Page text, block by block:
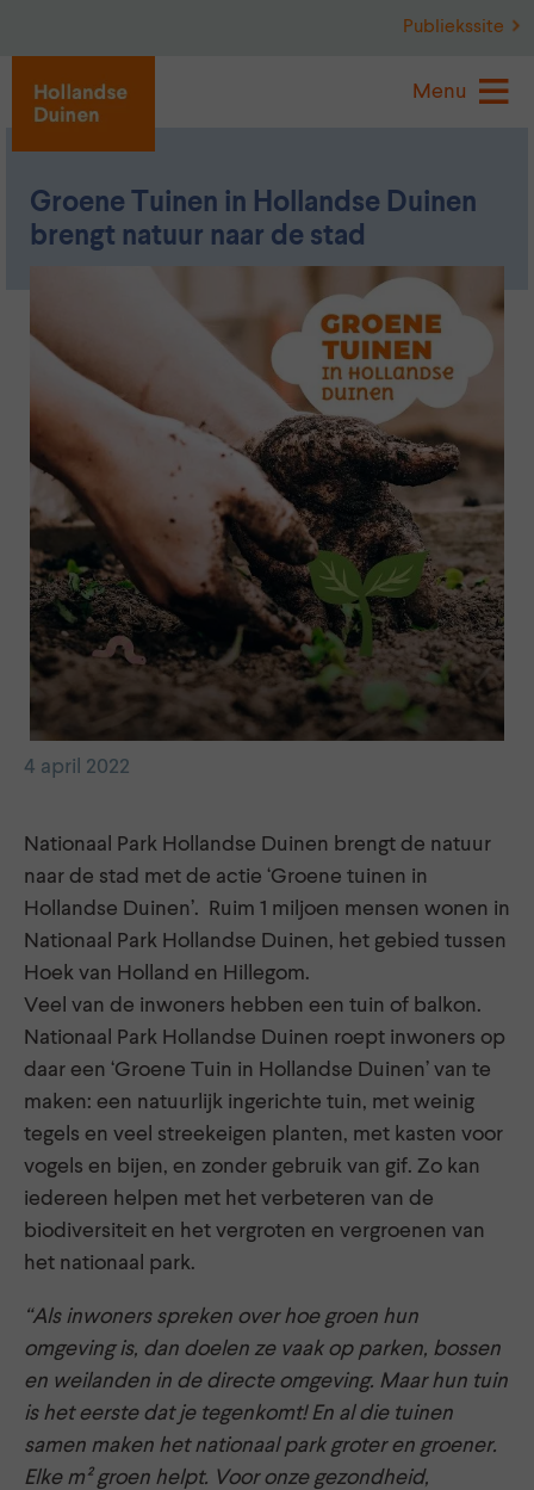
Publiekssite
Menu
Groene Tuinen in Hollandse Duinen
brengt natuur naar de stad
4 april 2022
Nationaal Park Hollandse Duinen brengt de natuur
naar de stad met de actie ‘Groene tuinen in
Hollandse Duinen’. Ruim 1 miljoen mensen wonen in
Nationaal Park Hollandse Duinen, het gebied tussen
Hoek van Holland en Hillegom.
Veel van de inwoners hebben een tuin of balkon.
Nationaal Park Hollandse Duinen roept inwoners op
daar een ‘Groene Tuin in Hollandse Duinen’ van te
maken: een natuurlijk ingerichte tuin, met weinig
tegels en veel streekeigen planten, met kasten voor
vogels en bijen, en zonder gebruik van gif. Zo kan
iedereen helpen met het verbeteren van de
biodiversiteit en het vergroten en vergroenen van
het nationaal park.
“Als inwoners spreken over hoe groen hun
omgeving is, dan doelen ze vaak op parken, bossen
en weilanden in de directe omgeving. Maar hun tuin
is het eerste dat je tegenkomt! En al die tuinen
samen maken het nationaal park groter en groener.
Elke m² groen helpt. Voor onze gezondheid,